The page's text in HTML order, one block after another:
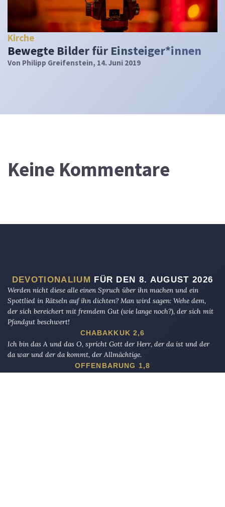
Kirche
Bewegte Bilder für Einsteiger*innen
Von Philipp Greifenstein, 14. Juni 2019
Keine Kommentare
DEVOTIONALIUM FÜR DEN 8. AUGUST 2026
Werden nicht diese alle einen Spruch über ihn machen und ein
Spottlied in Rätseln auf ihn dichten? Man wird sagen: Wehe dem,
der sich bereichert mit fremdem Gut (wie lange noch?), der sich mit
Pfandgut beschwert!
CHABAKKUK 2,6
Ich bin das A und das O, spricht Gott der Herr, der da ist und der
da war und der da kommt, der Allmächtige.
OFFENBARUNG 1,8